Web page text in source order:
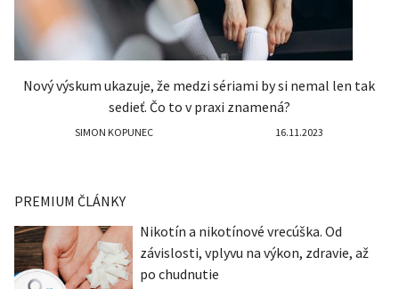
Nový výskum ukazuje, že medzi sériami by si nemal len tak
sedieť. Čo to v praxi znamená?
SIMON KOPUNEC 16.11.2023
PREMIUM ČLÁNKY
Nikotín a nikotínové vrecúška. Od
závislosti, vplyvu na výkon, zdravie, až
po chudnutie